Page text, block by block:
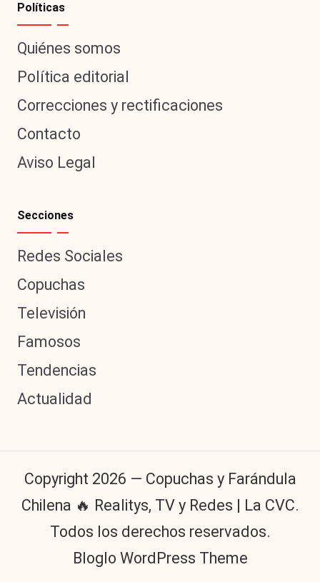
Políticas
Quiénes somos
Política editorial
Correcciones y rectificaciones
Contacto
Aviso Legal
Secciones
Redes Sociales
Copuchas
Televisión
Famosos
Tendencias
Actualidad
Copyright 2026 — Copuchas y Farándula
Chilena 🔥 Realitys, TV y Redes | La CVC.
Todos los derechos reservados.
Bloglo WordPress Theme